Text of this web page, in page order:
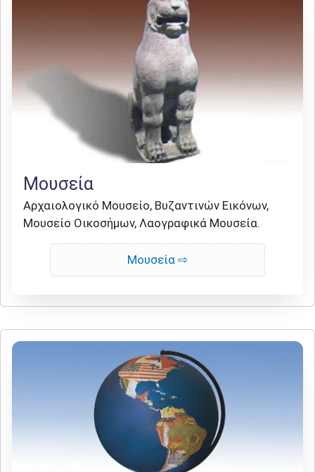
Μουσεία
Αρχαιολογικό Μουσείο, Βυζαντινών Εικόνων,
Μουσείο Οικοσήμων, Λαογραφικά Μουσεία.
Μουσεία